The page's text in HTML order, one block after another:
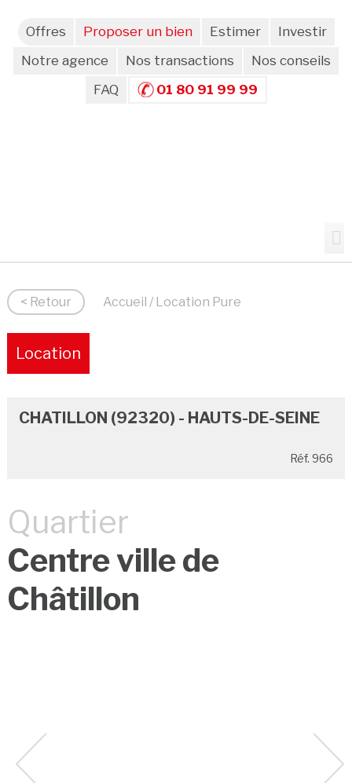
Offres Proposer un bien Estimer
Investir
Notre agence
Nos transactions
Nos conseils
FAQ
01 80 91 99 99
< Retour Accueil / Location Pure
Location
CHATILLON (92320) - HAUTS-DE-SEINE
Réf. 966
Quartier
Centre ville de
Châtillon